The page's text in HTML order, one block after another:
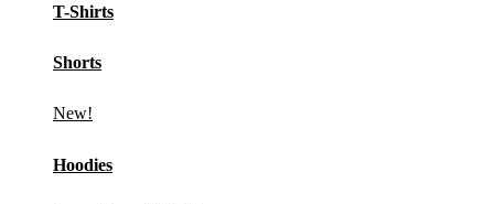
T-Shirts
Shorts
New!
Hoodies